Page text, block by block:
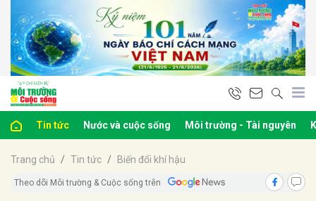
Tin tức Nước và cuộc sống Môi trường - Tài nguyên
Trang chủ Tin tức Biến đổi khí hậu
Theo dõi Môi trường & Cuộc sống trên
luận